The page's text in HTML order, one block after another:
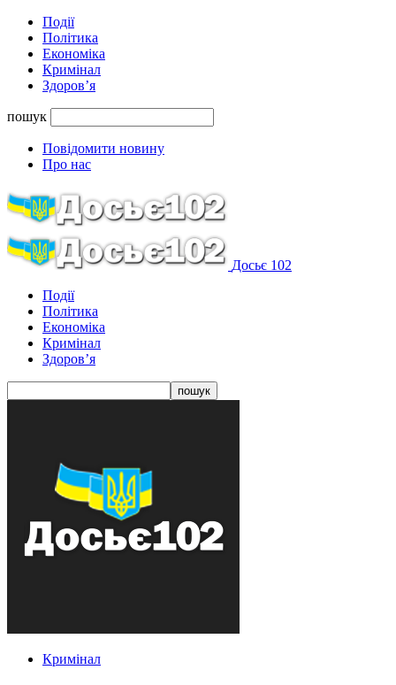
Події
Політика
Економіка
Кримінал
Здоров’я
пошук
Повідомити новину
Про нас
Досьє 102
Події
Політика
Економіка
Кримінал
Здоров’я
Кримінал